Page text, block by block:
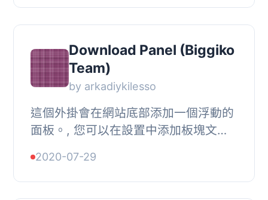
Gravatar（...
Download Panel (Biggiko
Team)
by arkadiykilesso
這個外掛會在網站底部添加一個浮動的
面板。, 您可以在設置中添加板塊文本
顏色和文本顏色。
2020-07-29